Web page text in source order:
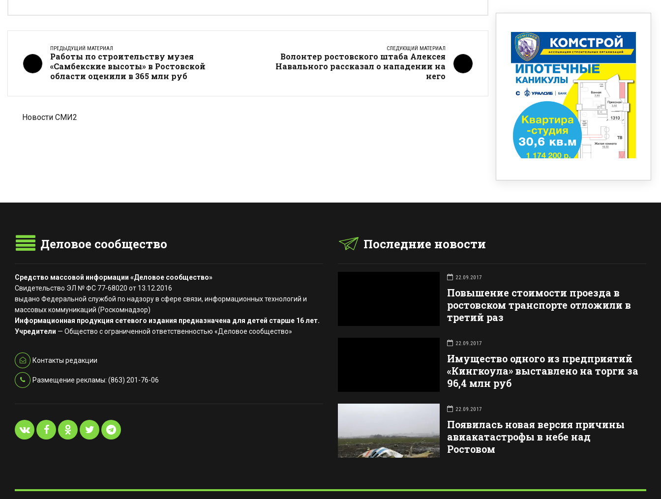
ПРЕДЫДУЩИЙ МАТЕРИАЛ
Работы по строительству музея
«Самбекские высоты» в Ростовской
области оценили в 365 млн руб
СЛЕДУЮЩИЙ МАТЕРИАЛ
Волонтер ростовского штаба Алексея
Навального рассказал о нападении на
него
Новости СМИ2
Деловое сообщество
Средство массовой информации «Деловое сообщество»
Свидетельство ЭЛ № ФС 77-68020 от 13.12.2016
выдано Федеральной службой по надзору в сфере связи, информационных технологий и
массовых коммуникаций (Роскомнадзор)
Информационная продукция сетевого издания предназначена для детей старше 16 лет.
Учредители — Общество с ограниченной ответственностью «Деловое сообщество»
Контакты редакции
Размещение рекламы: (863) 201-76-06
Последние новости
22.09.2017
Повышение стоимости проезда в
ростовском транспорте отложили в
третий раз
22.09.2017
Имущество одного из предприятий
«Кингкоула» выставлено на торги за
96,4 млн руб
22.09.2017
Появилась новая версия причины
авиакатастрофы в небе над
Ростовом